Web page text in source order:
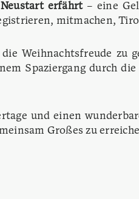
erfährt– eine
mitmachen,
Weihnachtsfreude zu
Spaziergang durch
und einen
Großes zu